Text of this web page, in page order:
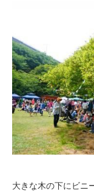
大きな木の下にビニ